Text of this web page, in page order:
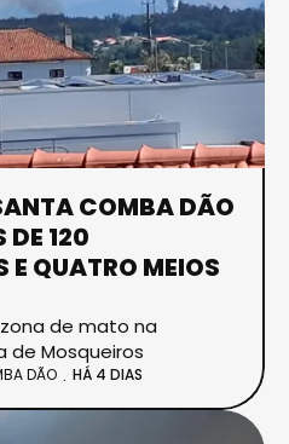
COMBA DÃO
DE 120
E QUATRO MEIOS
de mato na
de Mosqueiros
DÃO HÁ 4 DIAS